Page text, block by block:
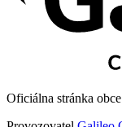
Oficiálna stránka